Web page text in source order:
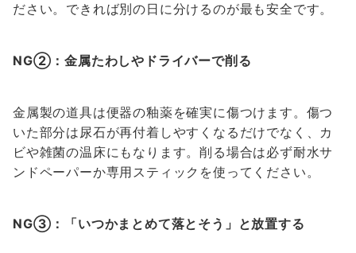
ださい。できれば別の日に分けるのが最も安全です。
NG②：金属たわしやドライバーで削る
金属製の道具は便器の釉薬を確実に傷つけます。傷つ
いた部分は尿石が再付着しやすくなるだけでなく、カ
ビや雑菌の温床にもなります。削る場合は必ず耐水サ
ンドペーパーか専用スティックを使ってください。
NG③：「いつかまとめて落とそう」と放置する